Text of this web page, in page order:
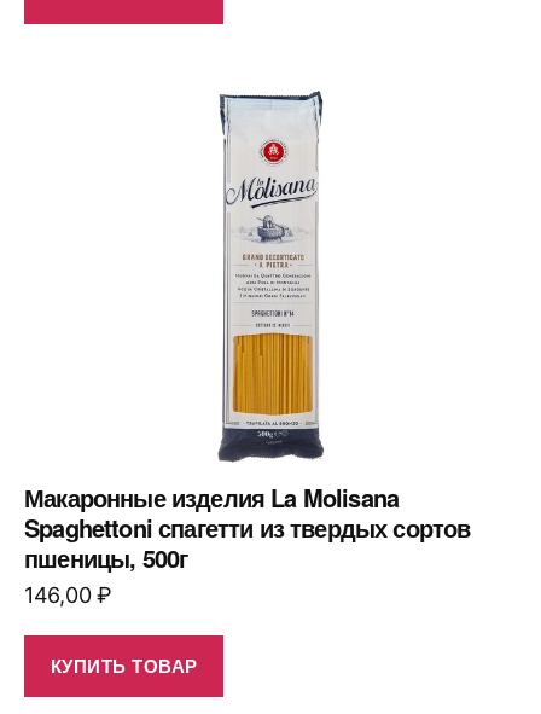
Макаронные изделия La Molisana
Spaghettoni спагетти из твердых сортов
пшеницы, 500г
146,00₽
КУПИТЬ ТОВАР